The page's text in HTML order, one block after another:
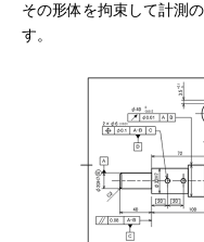
その形体を拘束して計測
す。